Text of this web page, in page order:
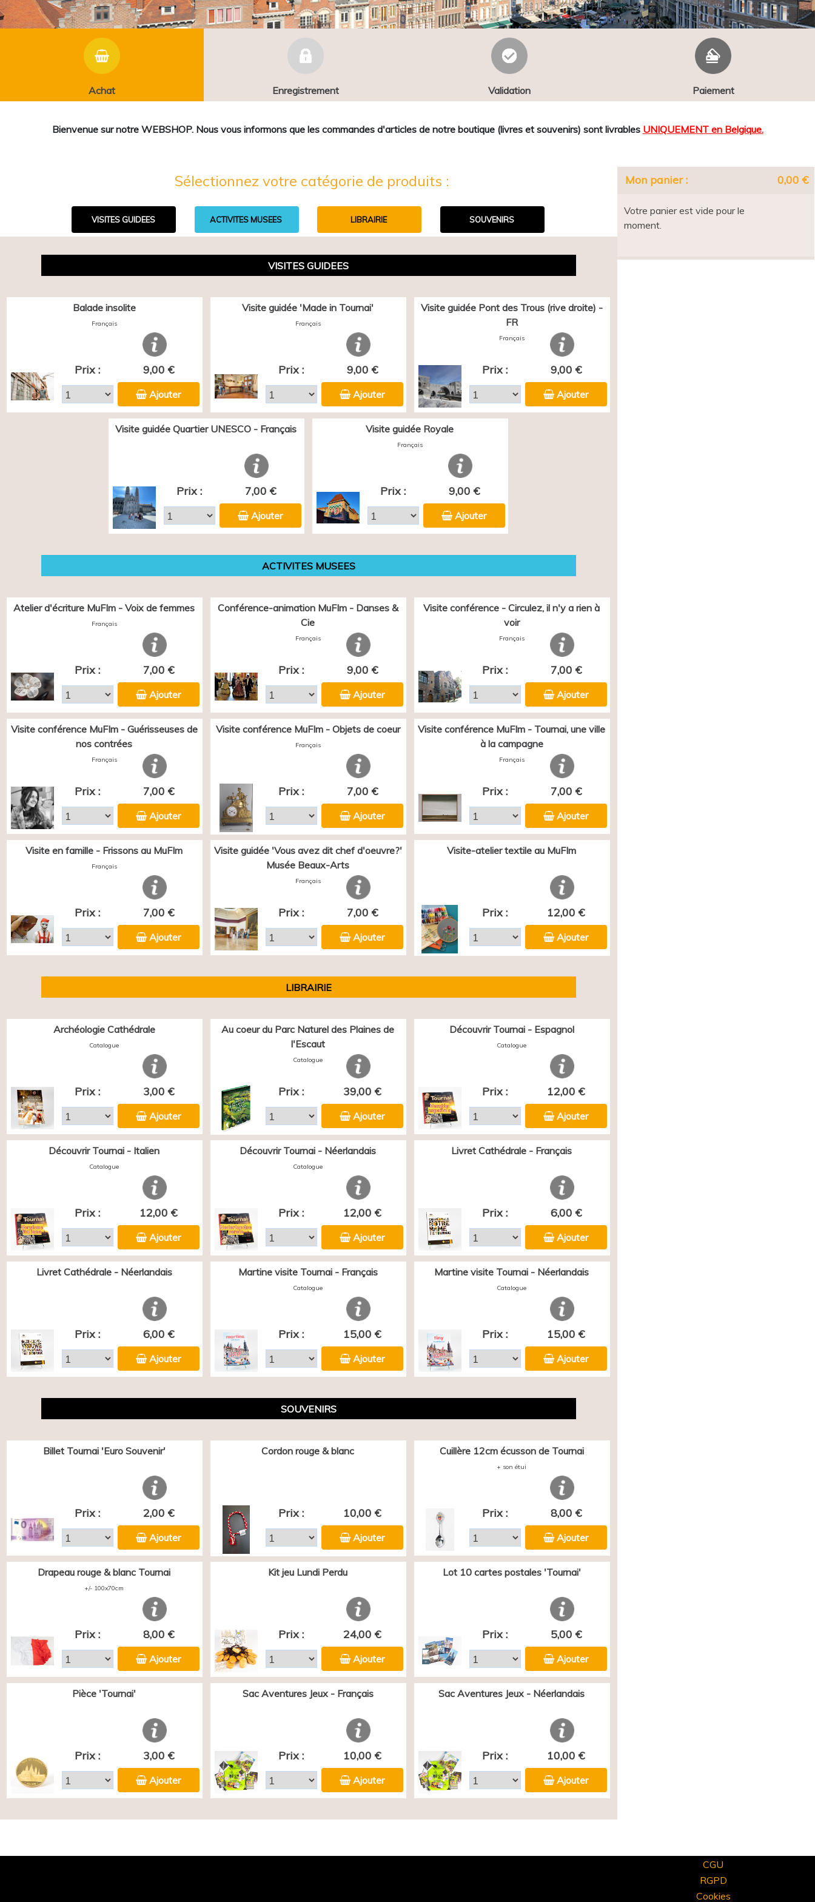
Achat Enregistrement Validation Paiement
Bienvenue sur notre WEBSHOP. Nous vous informons que les commandes d'articles de notre boutique (livres et souvenirs) sont livrables UNIQUEMENT en Belgique.
Sélectionnez votre catégorie de produits :
VISITES GUIDEES ACTIVITES MUSEES LIBRAIRIE SOUVENIRS
VISITES GUIDEES
Balade insolite
Français
Prix : 9,00 €
Ajouter
Visite guidée 'Made in Tournai'
Français
Prix : 9,00 €
Ajouter
Visite guidée Pont des Trous (rive droite) -
FR
Français
Prix : 9,00 €
Ajouter
Visite guidée Quartier UNESCO - Français
Prix : 7,00 €
Ajouter
Visite guidée Royale
Français
Prix : 9,00 €
Ajouter
ACTIVITES MUSEES
Atelier d'écriture MuFIm - Voix de femmes
Français
Prix : 7,00 €
Ajouter
Conférence-animation MuFIm - Danses &
Cie
Français
Prix : 9,00 €
Ajouter
Visite conférence - Circulez, il n'y a rien à
voir
Français
Prix : 7,00 €
Ajouter
Visite conférence MuFIm - Guérisseuses de
nos contrées
Français
Prix : 7,00 €
Ajouter
Visite conférence MuFIm - Objets de coeur
Français
Prix : 7,00 €
Ajouter
Visite conférence MuFIm - Tournai, une ville
à la campagne
Français
Prix : 7,00 €
Ajouter
Visite en famille - Frissons au MuFIm
Français
Prix : 7,00 €
Ajouter
Visite guidée 'Vous avez dit chef d'oeuvre?'
Musée Beaux-Arts
Français
Prix : 7,00 €
Ajouter
Visite-atelier textile au MuFIm
Prix : 12,00 €
Ajouter
LIBRAIRIE
Archéologie Cathédrale
Catalogue
Prix : 3,00 €
Ajouter
Au coeur du Parc Naturel des Plaines de
l'Escaut
Catalogue
Prix : 39,00 €
Ajouter
Découvrir Tournai - Espagnol
Catalogue
Prix : 12,00 €
Ajouter
Découvrir Tournai - Italien
Catalogue
Prix : 12,00 €
Ajouter
Découvrir Tournai - Néerlandais
Catalogue
Prix : 12,00 €
Ajouter
Livret Cathédrale - Français
Prix : 6,00 €
Ajouter
Livret Cathédrale - Néerlandais
Prix : 6,00 €
Ajouter
Martine visite Tournai - Français
Catalogue
Prix : 15,00 €
Ajouter
Martine visite Tournai - Néerlandais
Catalogue
Prix : 15,00 €
Ajouter
SOUVENIRS
Billet Tournai 'Euro Souvenir'
Prix : 2,00 €
Ajouter
Cordon rouge & blanc
Prix : 10,00 €
Ajouter
Cuillère 12cm écusson de Tournai
+ son étui
Prix : 8,00 €
Ajouter
Drapeau rouge & blanc Tournai
+/- 100x70cm
Prix : 8,00 €
Ajouter
Kit jeu Lundi Perdu
Prix : 24,00 €
Ajouter
Lot 10 cartes postales 'Tournai'
Prix : 5,00 €
Ajouter
Pièce 'Tournai'
Prix : 3,00 €
Ajouter
Sac Aventures Jeux - Français
Prix : 10,00 €
Ajouter
Sac Aventures Jeux - Néerlandais
Prix : 10,00 €
Ajouter
Mon panier : 0,00 €
Votre panier est vide pour le
moment.
CGU
RGPD
Cookies